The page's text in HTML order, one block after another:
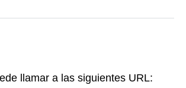
llamar a las siguientes URL: